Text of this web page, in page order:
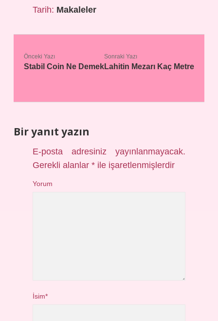
Tarih: Makaleler
Önceki Yazı
Stabil Coin Ne Demek
Sonraki Yazı
Lahitin Mezarı Kaç Metre
Bir yanıt yazın
E-posta adresiniz yayınlanmayacak.
Gerekli alanlar* ile işaretlenmişlerdir
Yorum
İsim*